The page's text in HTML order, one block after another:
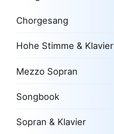
Chorgesang
Hohe Stimme & Klavier
Mezzo Sopran
Songbook
Sopran & Klavier